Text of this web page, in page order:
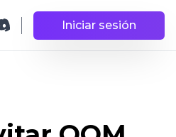
Iniciar sesión